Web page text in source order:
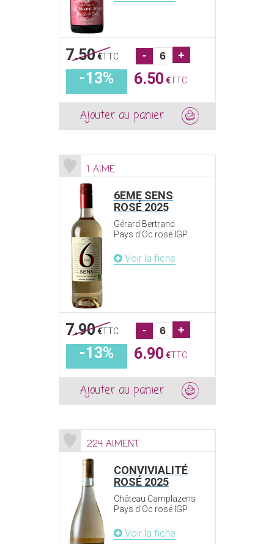
7.50 €TTC - +
-13% 6.50 €TTC
Ajouter au panier
1 AIME
6EME SENS
ROSÉ 2025
Gérard Bertrand
Pays d'Oc rosé IGP
Voir la fiche
7.90 €TTC - +
-13% 6.90 €TTC
Ajouter au panier
224 AIMENT
CONVIVIALITÉ
ROSÉ 2025
Château Camplazens
Pays d'Oc rosé IGP
Voir la fiche